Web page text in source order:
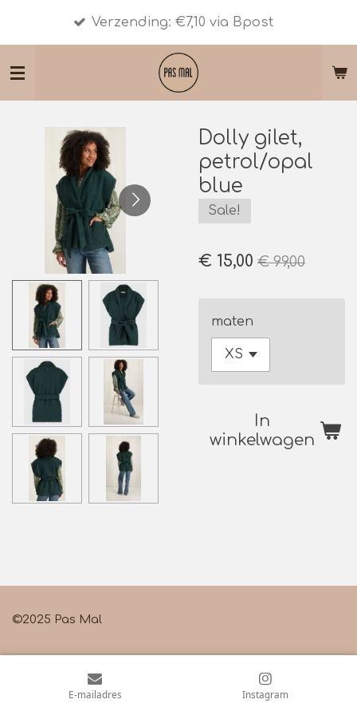
de
Verzending: €7,10 via Bpost
Dolly gilet,
petrol/opal
blue
Sale!
€ 15,00 € 99,00
maten
In
winkelwagen
©2025 Pas Mal
E-mailadres Instagram